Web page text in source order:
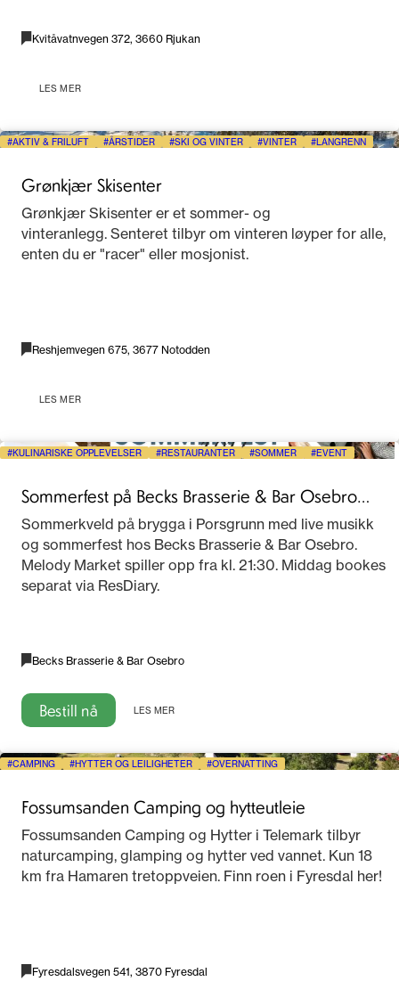
Kvitåvatnvegen 372, 3660 Rjukan
LES MER
AKTIV & FRILUFT ÅRSTIDER SKI OG VINTER VINTER LANGRENN
Grønkjær Skisenter
Grønkjær Skisenter er et sommer- og
vinteranlegg. Senteret tilbyr om vinteren løyper for alle,
enten du er "racer" eller mosjonist.
Reshjemvegen 675, 3677 Notodden
LES MER
KULINARISKE OPPLEVELSER RESTAURANTER SOMMER EVENT
Sommerfest på Becks Brasserie & Bar Osebro
2026
Sommerkveld på brygga i Porsgrunn med live musikk
og sommerfest hos Becks Brasserie & Bar Osebro.
Melody Market spiller opp fra kl. 21:30. Middag bookes
separat via ResDiary.
Becks Brasserie & Bar Osebro
Bestill nå LES MER
CAMPING HYTTER OG LEILIGHETER OVERNATTING
Fossumsanden Camping og hytteutleie
Fossumsanden Camping og Hytter i Telemark tilbyr
naturcamping, glamping og hytter ved vannet. Kun 18
km fra Hamaren tretoppveien. Finn roen i Fyresdal her!
Fyresdalsvegen 541, 3870 Fyresdal